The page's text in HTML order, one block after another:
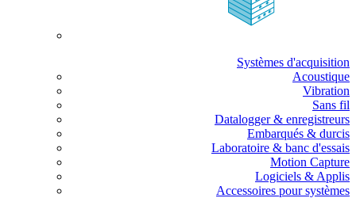
Systèmes d'acquisition
Acoustique
Vibration
Sans fil
Datalogger & enregistreurs
Embarqués & durcis
Laboratoire & banc d'essais
Motion Capture
Logiciels & Applis
Accessoires pour systèmes